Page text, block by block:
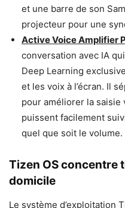
et une barre de son
projecteur pour une
Active Voice Amplifier
conversation avec IA
Deep Learning
et les voix à l’écran. Il
pour améliorer la
puissent facilement
quel que soit le volume.
Tizen OS concentre
domicile
Le système d’exploitation